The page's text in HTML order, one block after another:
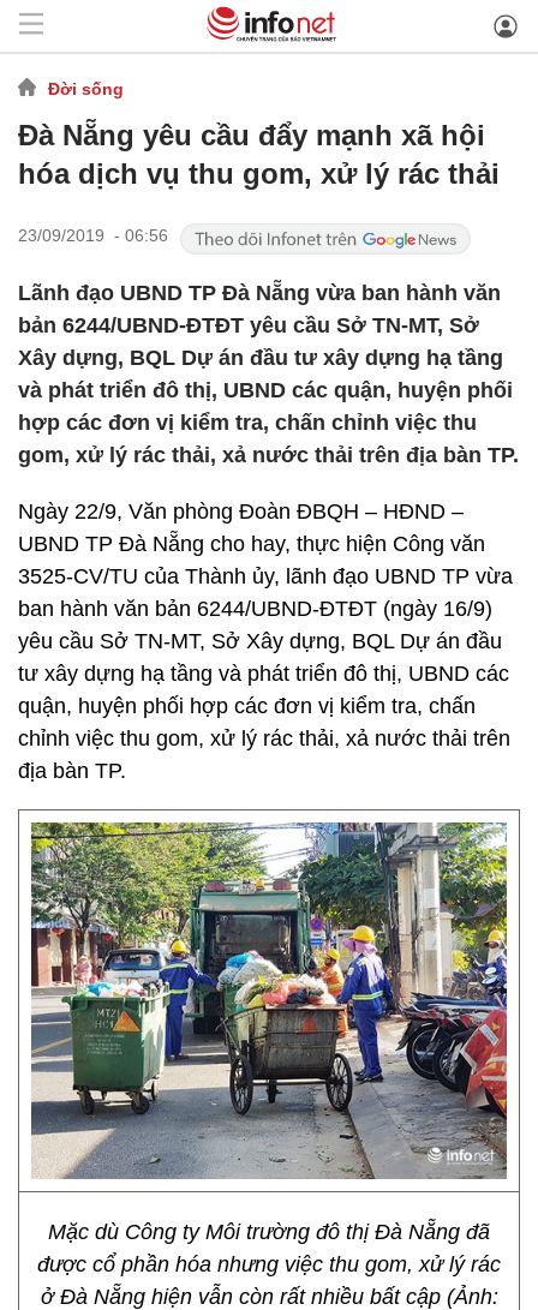
Đời sống
Đà Nẵng yêu cầu đẩy mạnh xã hội
hóa dịch vụ thu gom, xử lý rác thải
23/09/2019 - 06:56
Lãnh đạo UBND TP Đà Nẵng vừa ban hành văn
bản 6244/UBND-ĐTĐT yêu cầu Sở TN-MT, Sở
Xây dựng, BQL Dự án đầu tư xây dựng hạ tầng
và phát triển đô thị, UBND các quận, huyện phối
hợp các đơn vị kiểm tra, chấn chỉnh việc thu
gom, xử lý rác thải, xả nước thải trên địa bàn TP.
Ngày 22/9, Văn phòng Đoàn ĐBQH – HĐND –
UBND TP Đà Nẵng cho hay, thực hiện Công văn
3525-CV/TU của Thành ủy, lãnh đạo UBND TP vừa
ban hành văn bản 6244/UBND-ĐTĐT (ngày 16/9)
yêu cầu Sở TN-MT, Sở Xây dựng, BQL Dự án đầu
tư xây dựng hạ tầng và phát triển đô thị, UBND các
quận, huyện phối hợp các đơn vị kiểm tra, chấn
chỉnh việc thu gom, xử lý rác thải, xả nước thải trên
địa bàn TP.
Mặc dù Công ty Môi trường đô thị Đà Nẵng đã
được cổ phần hóa nhưng việc thu gom, xử lý rác
ở Đà Nẵng hiện vẫn còn rất nhiều bất cập (Ảnh: